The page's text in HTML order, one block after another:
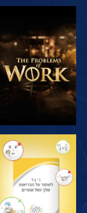
בדוק את הסדרה
צפה